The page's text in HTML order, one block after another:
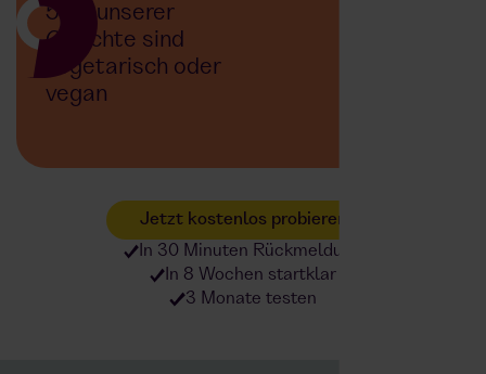
50% unserer
Gerichte sind
vegetarisch oder
vegan
Jetzt kostenlos probieren
In 30 Minuten Rückmeldung
In 8 Wochen startklar
3 Monate testen